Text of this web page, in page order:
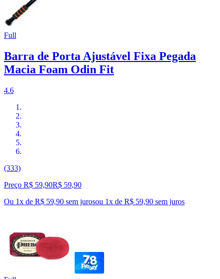
Full
Barra de Porta Ajustável Fixa Pegada
Macia Foam Odin Fit
4.6
(333)
Preço R$ 59,90R$ 59,90
Ou 1x de R$ 59,90 sem jurosou 1x de R$ 59,90 sem juros